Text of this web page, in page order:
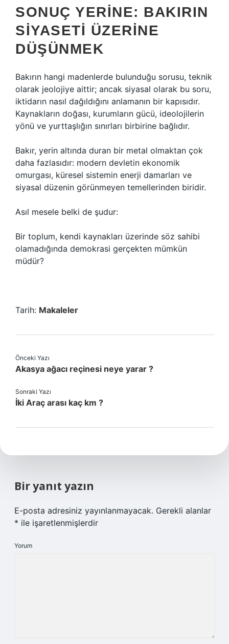
SONUÇ YERINE: BAKIRIN
SIYASETI ÜZERINE
DÜŞÜNMEK
Bakırın hangi madenlerde bulunduğu sorusu, teknik
olarak jeolojiye aittir; ancak siyasal olarak bu soru,
iktidarın nasıl dağıldığını anlamanın bir kapısıdır.
Kaynakların doğası, kurumların gücü, ideolojilerin
yönü ve yurttaşlığın sınırları birbirine bağlıdır.
Bakır, yerin altında duran bir metal olmaktan çok
daha fazlasıdır: modern devletin ekonomik
omurgası, küresel sistemin enerji damarları ve
siyasal düzenin görünmeyen temellerinden biridir.
Asıl mesele belki de şudur:
Bir toplum, kendi kaynakları üzerinde söz sahibi
olamadığında demokrasi gerçekten mümkün
müdür?
Tarih: Makaleler
Önceki Yazı
Akasya ağacı reçinesi neye yarar ?
Sonraki Yazı
İki Araç arası kaç km ?
Bir yanıt yazın
E-posta adresiniz yayınlanmayacak. Gerekli alanlar
* ile işaretlenmişlerdir
Yorum